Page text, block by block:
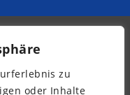
zu
oder Inhalte